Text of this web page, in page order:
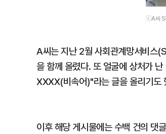
ⓒA씨
A씨는 지난 2월 사회관계망서비스
을 함께 올렸다. 또 얼굴에 상처가
XXXX(비속어)"라는 글을 올리기도
이후 해당 게시물에는 수백 건의 댓